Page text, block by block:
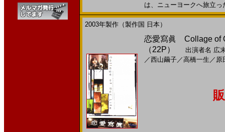
は、ニューヨークへ旅立
2003年製作（製作国 日本）
恋愛寫眞 Collage of
（22P）
出演者名 広
／西山繭子／高橋一生 ／ 原